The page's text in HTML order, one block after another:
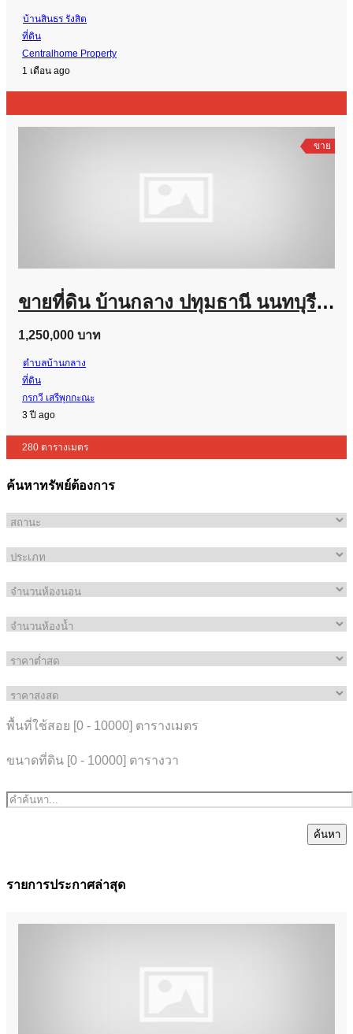
บ้านสินธร รังสิต
ที่ดิน
Centralhome Property
1 เดือน ago
ขาย
ขายที่ดิน บ้านกลาง ปทุมธานี นนทบุรี 70 ตร.ว. รูปแปลงมุม ราคาถูก
1,250,000 บาท
ตำบลบ้านกลาง
ที่ดิน
กรกวี เสรีพุกกะณะ
3 ปี ago
280 ตารางเมตร
ค้นหาทรัพย์ต้องการ
พื้นที่ใช้สอย [0 - 10000] ตารางเมตร
ขนาดที่ดิน [0 - 10000] ตารางวา
ค้นหา
รายการประกาศล่าสุด